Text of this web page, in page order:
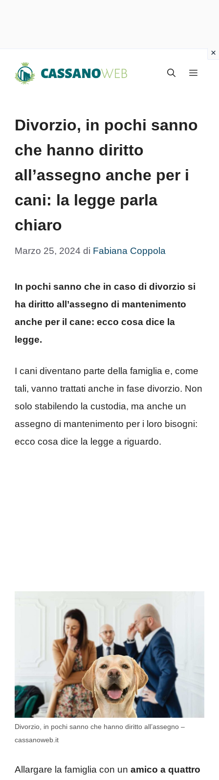
Menu
Divorzio, in pochi sanno
che hanno diritto
all’assegno anche per i
cani: la legge parla
chiaro
Marzo 25, 2024 di Fabiana Coppola
In pochi sanno che in caso di divorzio si
ha diritto all’assegno di mantenimento
anche per il cane: ecco cosa dice la
legge.
I cani diventano parte della famiglia e, come
tali, vanno trattati anche in fase divorzio. Non
solo stabilendo la custodia, ma anche un
assegno di mantenimento per i loro bisogni:
ecco cosa dice la legge a riguardo.
Divorzio, in pochi sanno che hanno diritto all’assegno –
cassanoweb.it
Allargare la famiglia con un amico a quattro